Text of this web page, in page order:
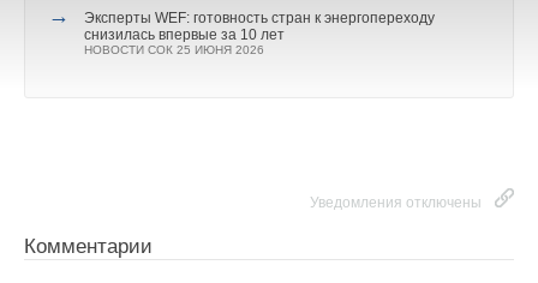
→
Эксперты WEF: готовность стран к энергопереходу
снизилась впервые за 10 лет
НОВОСТИ СОК 25 ИЮНЯ 2026
Уведомления отключены
Комментарии